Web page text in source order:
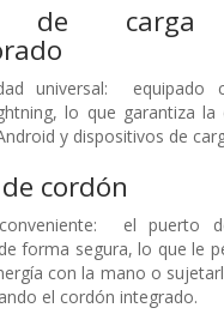
de carga
universal: equipado
lo que garantiza la
y dispositivos de
cordón
el puerto
forma segura, lo que le
con la mano o
el cordón integrado.